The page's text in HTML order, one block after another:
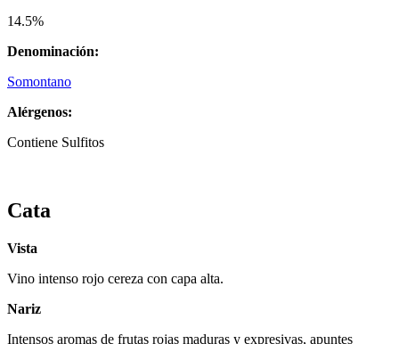
14.5%
Denominación:
Somontano
Alérgenos:
Contiene Sulfitos
Cata
Vista
Vino intenso rojo cereza con capa alta.
Nariz
Intensos aromas de frutas rojas maduras y expresivas, apuntes